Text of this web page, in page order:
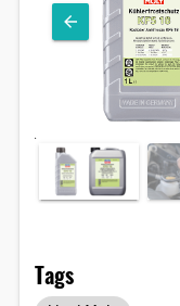
Tags
Google